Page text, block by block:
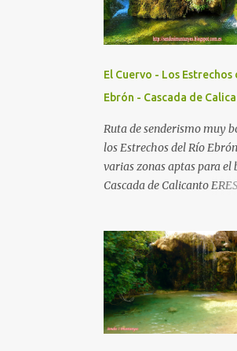
publicaciones oficiales. Del
renombramiento no se ha
el Aneto, cumbre señera de
cordillera, que empezará a
Tuca d'Aneto. Macizo
Maladetas ERES EL
NÚMERO:
El Cuervo - Los Estrechos
Ebrón - Cascada de
Ruta de senderismo muy
los Estrechos del Río
varias zonas aptas para el
Cascada de Calicanto